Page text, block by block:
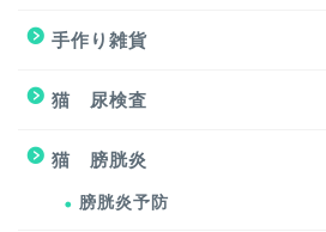
手作り雑貨
猫 尿検査
猫 膀胱炎
膀胱炎予防